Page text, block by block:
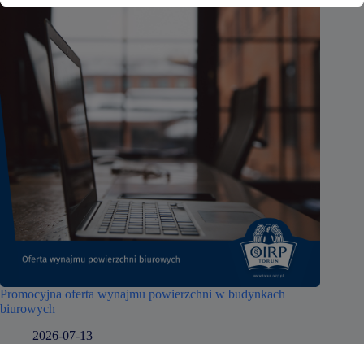
Promocyjna oferta wynajmu powierzchni w budynkach
biurowych
2026-07-13